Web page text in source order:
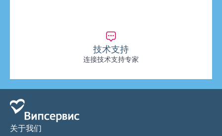
技术支持
连接技术支持专家
关于我们